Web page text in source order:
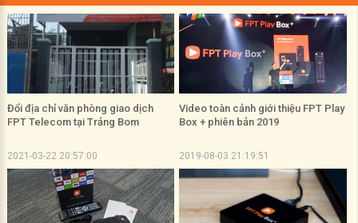
Đổi địa chỉ văn phòng giao dịch
FPT Telecom tại Trảng Bom
2021-03-22 20:57:00
Video toàn cảnh giới thiệu FPT Play
Box + phiên bản 2019
2019-08-03 21:19:51